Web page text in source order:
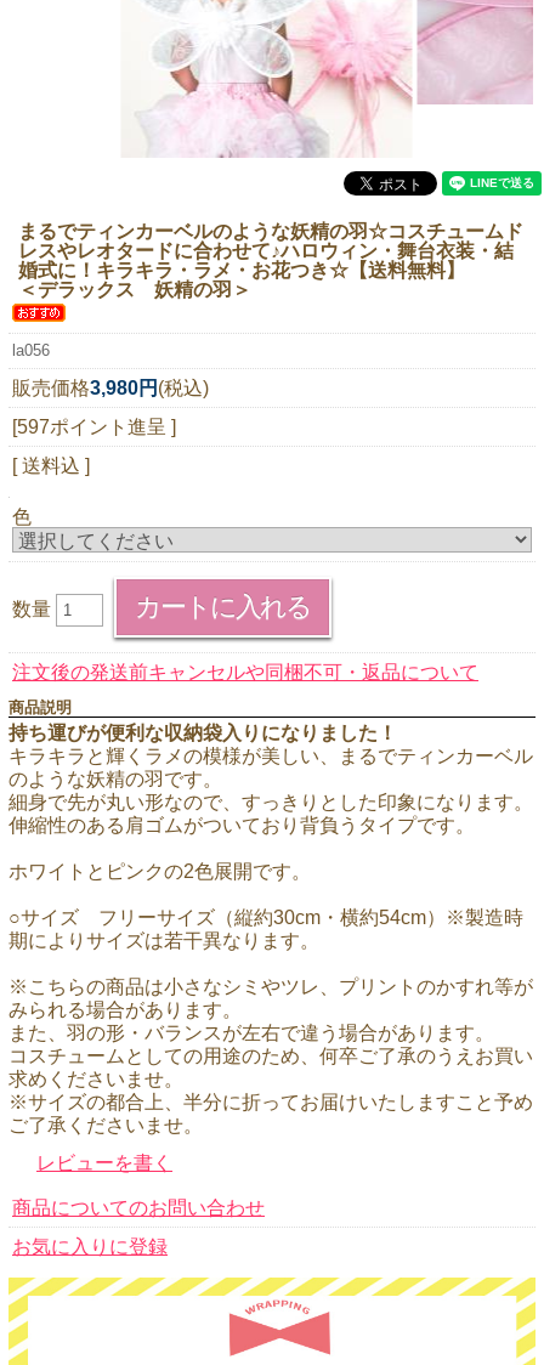
まるでティンカーベルのような妖精の羽☆コスチュームド
レスやレオタードに合わせて♪ハロウィン・舞台衣装・結
婚式に！キラキラ・ラメ・お花つき☆【送料無料】
＜デラックス 妖精の羽＞
la056
販売価格3,980円 (税込)
[597ポイント進呈 ]
[ 送料込 ]
色
数量
注文後の発送前キャンセルや同梱不可・返品について
商品説明
持ち運びが便利な収納袋入りになりました！
キラキラと輝くラメの模様が美しい、まるでティンカーベル
のような妖精の羽です。
細身で先が丸い形なので、すっきりとした印象になります。
伸縮性のある肩ゴムがついており背負うタイプです。
ホワイトとピンクの2色展開です。
○サイズ フリーサイズ（縦約30cm・横約54cm）※製造時
期によりサイズは若干異なります。
※こちらの商品は小さなシミやツレ、プリントのかすれ等が
みられる場合があります。
また、羽の形・バランスが左右で違う場合があります。
コスチュームとしての用途のため、何卒ご了承のうえお買い
求めくださいませ。
※サイズの都合上、半分に折ってお届けいたしますこと予め
ご了承くださいませ。
レビューを書く
商品についてのお問い合わせ
お気に入りに登録
返品・交換
サイズの測り方
よくあるご質問
レビューを見る
マイページログイン
お問い合わせ
0120-221-040